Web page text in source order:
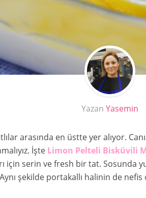
Yazan Yasemin
arasında en üstte yer alıyor.
İşte Limon Pelteli Bisküvili
için serin ve fresh bir tat. Sosunda
şekilde portakallı halinin de nefis